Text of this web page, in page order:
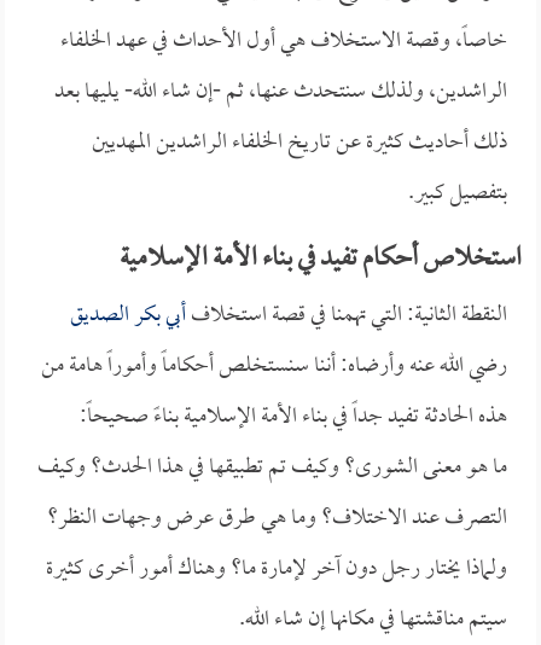
خاصاً، وقصة الاستخلاف هي أول الأحداث في عهد الخلفاء
الراشدين، ولذلك سنتحدث عنها، ثم -إن شاء الله- يليها بعد
ذلك أحاديث كثيرة عن تاريخ الخلفاء الراشدين المهديين
بتفصيل كبير.
استخلاص أحكام تفيد في بناء الأمة الإسلامية
النقطة الثانية: التي تهمنا في قصة استخلافأبي بكر الصديق
رضي الله عنه وأرضاه: أننا سنستخلص أحكاماً وأموراً هامة من
هذه الحادثة تفيد جداً في بناء الأمة الإسلامية بناءً صحيحاً:
ما هو معنى الشورى؟ وكيف تم تطبيقها في هذا الحدث؟ وكيف
التصرف عند الاختلاف؟ وما هي طرق عرض وجهات النظر؟
ولماذا يختار رجل دون آخر لإمارة ما؟ وهناك أمور أخرى كثيرة
سيتم مناقشتها في مكانها إن شاء الله.